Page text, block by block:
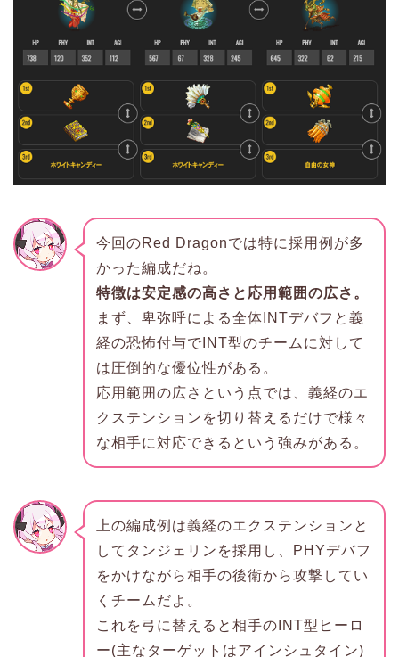
今回のRed Dragonでは特に採用例が多
かった編成だね。
特徴は安定感の高さと応用範囲の広さ。
まず、卑弥呼による全体INTデバフと義
経の恐怖付与でINT型のチームに対して
は圧倒的な優位性がある。
応用範囲の広さという点では、義経のエ
クステンションを切り替えるだけで様々
な相手に対応できるという強みがある。
上の編成例は義経のエクステンションと
してタンジェリンを採用し、PHYデバフ
をかけながら相手の後衛から攻撃してい
くチームだよ。
これを弓に替えると相手のINT型ヒーロ
ー(主なターゲットはアインシュタイン)